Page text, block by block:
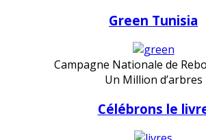
Green Tunisia
Campagne Nationale de
Un Million d’arbres
Célébrons le